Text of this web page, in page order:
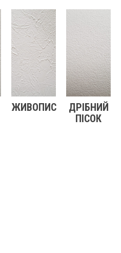
ЖИВОПИС
ДРІБНИЙ
ПІСОК